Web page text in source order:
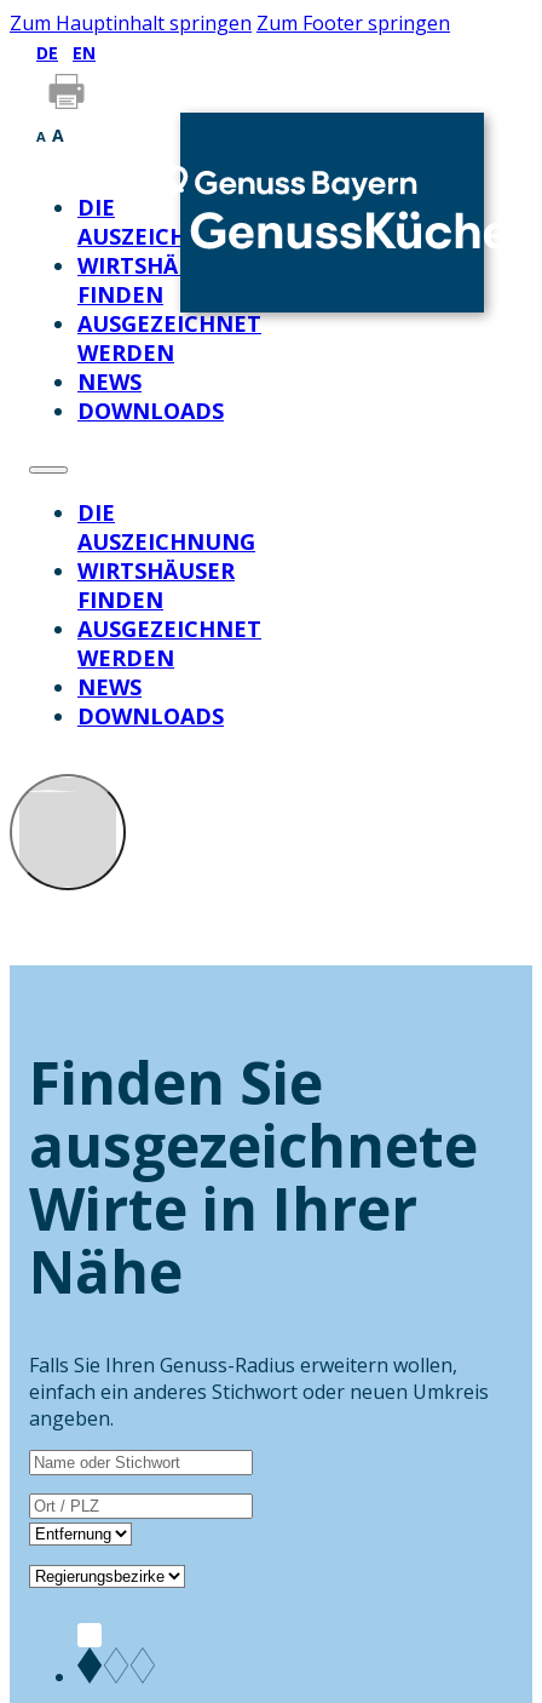
Zum Hauptinhalt springen Zum Footer springen
DE EN
A A
DIE
AUSZEICHNUNG
WIRTSHÄUSER
FINDEN
AUSGEZEICHNET
WERDEN
NEWS
DOWNLOADS
DIE
AUSZEICHNUNG
WIRTSHÄUSER
FINDEN
AUSGEZEICHNET
WERDEN
NEWS
DOWNLOADS
Finden Sie
ausgezeichnete
Wirte in Ihrer
Nähe
Falls Sie Ihren Genuss-Radius erweitern wollen,
einfach ein anderes Stichwort oder neuen Umkreis
angeben.